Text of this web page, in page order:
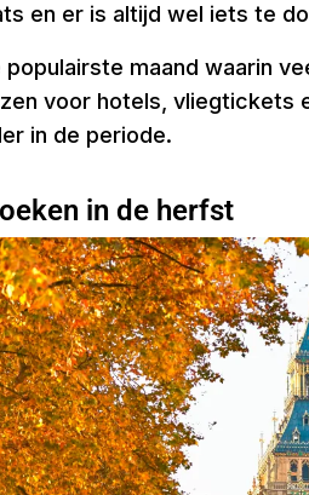
en er is altijd wel iets te
populairste maand waarin
voor hotels, vliegtickets
in de periode.
in de herfst